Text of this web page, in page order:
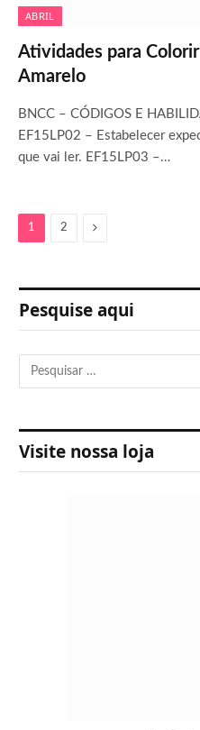
ABRIL
Atividades para
Amarelo
BNCC – CÓDIGOS E
EF15LP02 – Estabelecer
que vai ler. EF15LP03 –…
1 2 Next
Pesquise aqui
Visite nossa loja